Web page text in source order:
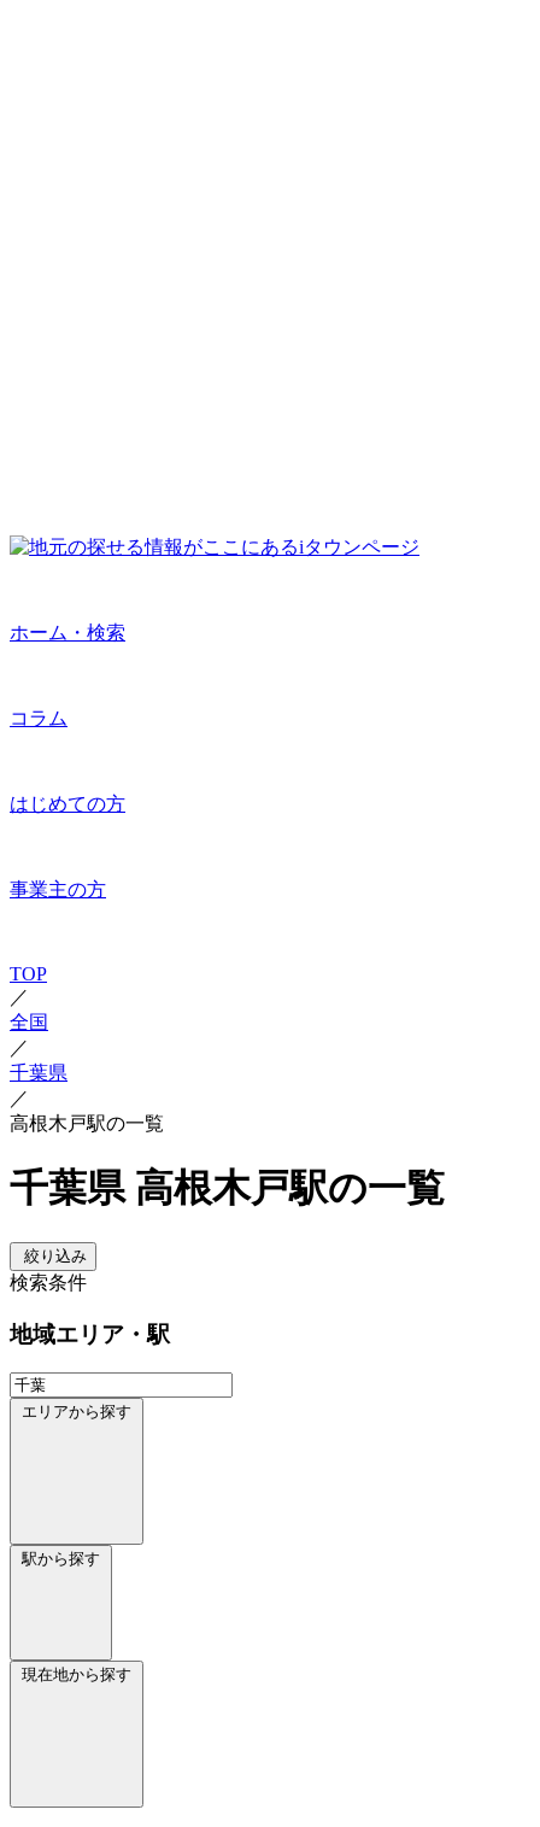
ホーム・検索
コラム
はじめての方
事業主の方
TOP
／
全国
／
千葉県
／
高根木戸駅の一覧
千葉県 高根木戸駅の一覧
絞り込み
検索条件
地域エリア・駅
エリアから探す
駅から探す
現在地から探す